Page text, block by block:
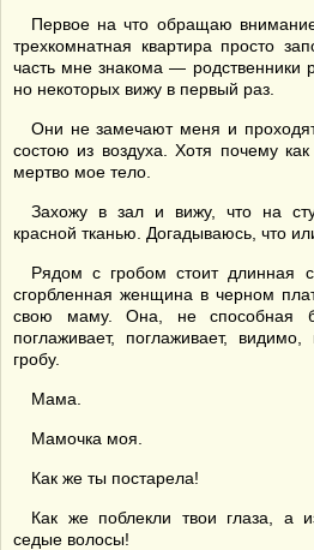
Первое на что обращаю
трехкомнатная квартира просто
часть мне знакома — родственники
но некоторых вижу в первый раз.
Они не замечают меня и
состою из воздуха. Хотя почему
мертво мое тело.
Захожу в зал и вижу, что на
красной тканью. Догадываюсь, что
Рядом с гробом стоит длинная
сгорбленная женщина в черном
свою маму. Она, не способная
поглаживает, поглаживает,
гробу.
Мама.
Мамочка моя.
Как же ты постарела!
Как же поблекли твои глаза, а
седые волосы!